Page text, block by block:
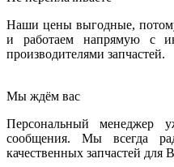
Наши цены выгодные,
и работаем напрямую с
производителями запчастей.
Мы ждём вас
Персональный менеджер
сообщения. Мы всегда
качественных запчастей для